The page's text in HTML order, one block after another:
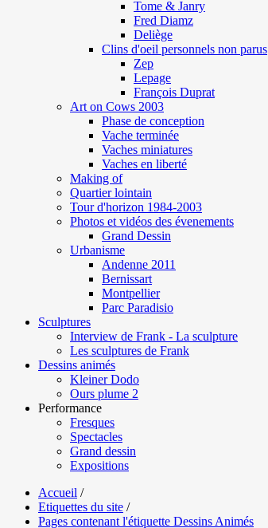
Tome & Janry
Fred Diamz
Deliège
Clins d'oeil personnels non parus
Zep
Lepage
François Duprat
Art on Cows 2003
Phase de conception
Vache terminée
Vaches miniatures
Vaches en liberté
Making of
Quartier lointain
Tour d'horizon 1984-2003
Photos et vidéos des évenements
Grand Dessin
Urbanisme
Andenne 2011
Bernissart
Montpellier
Parc Paradisio
Sculptures
Interview de Frank - La sculpture
Les sculptures de Frank
Dessins animés
Kleiner Dodo
Ours plume 2
Performance
Fresques
Spectacles
Grand dessin
Expositions
Accueil /
Etiquettes du site /
Pages contenant l'étiquette Dessins Animés